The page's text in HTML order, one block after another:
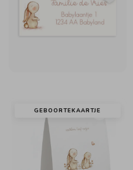
GEBOORTEKAARTJE